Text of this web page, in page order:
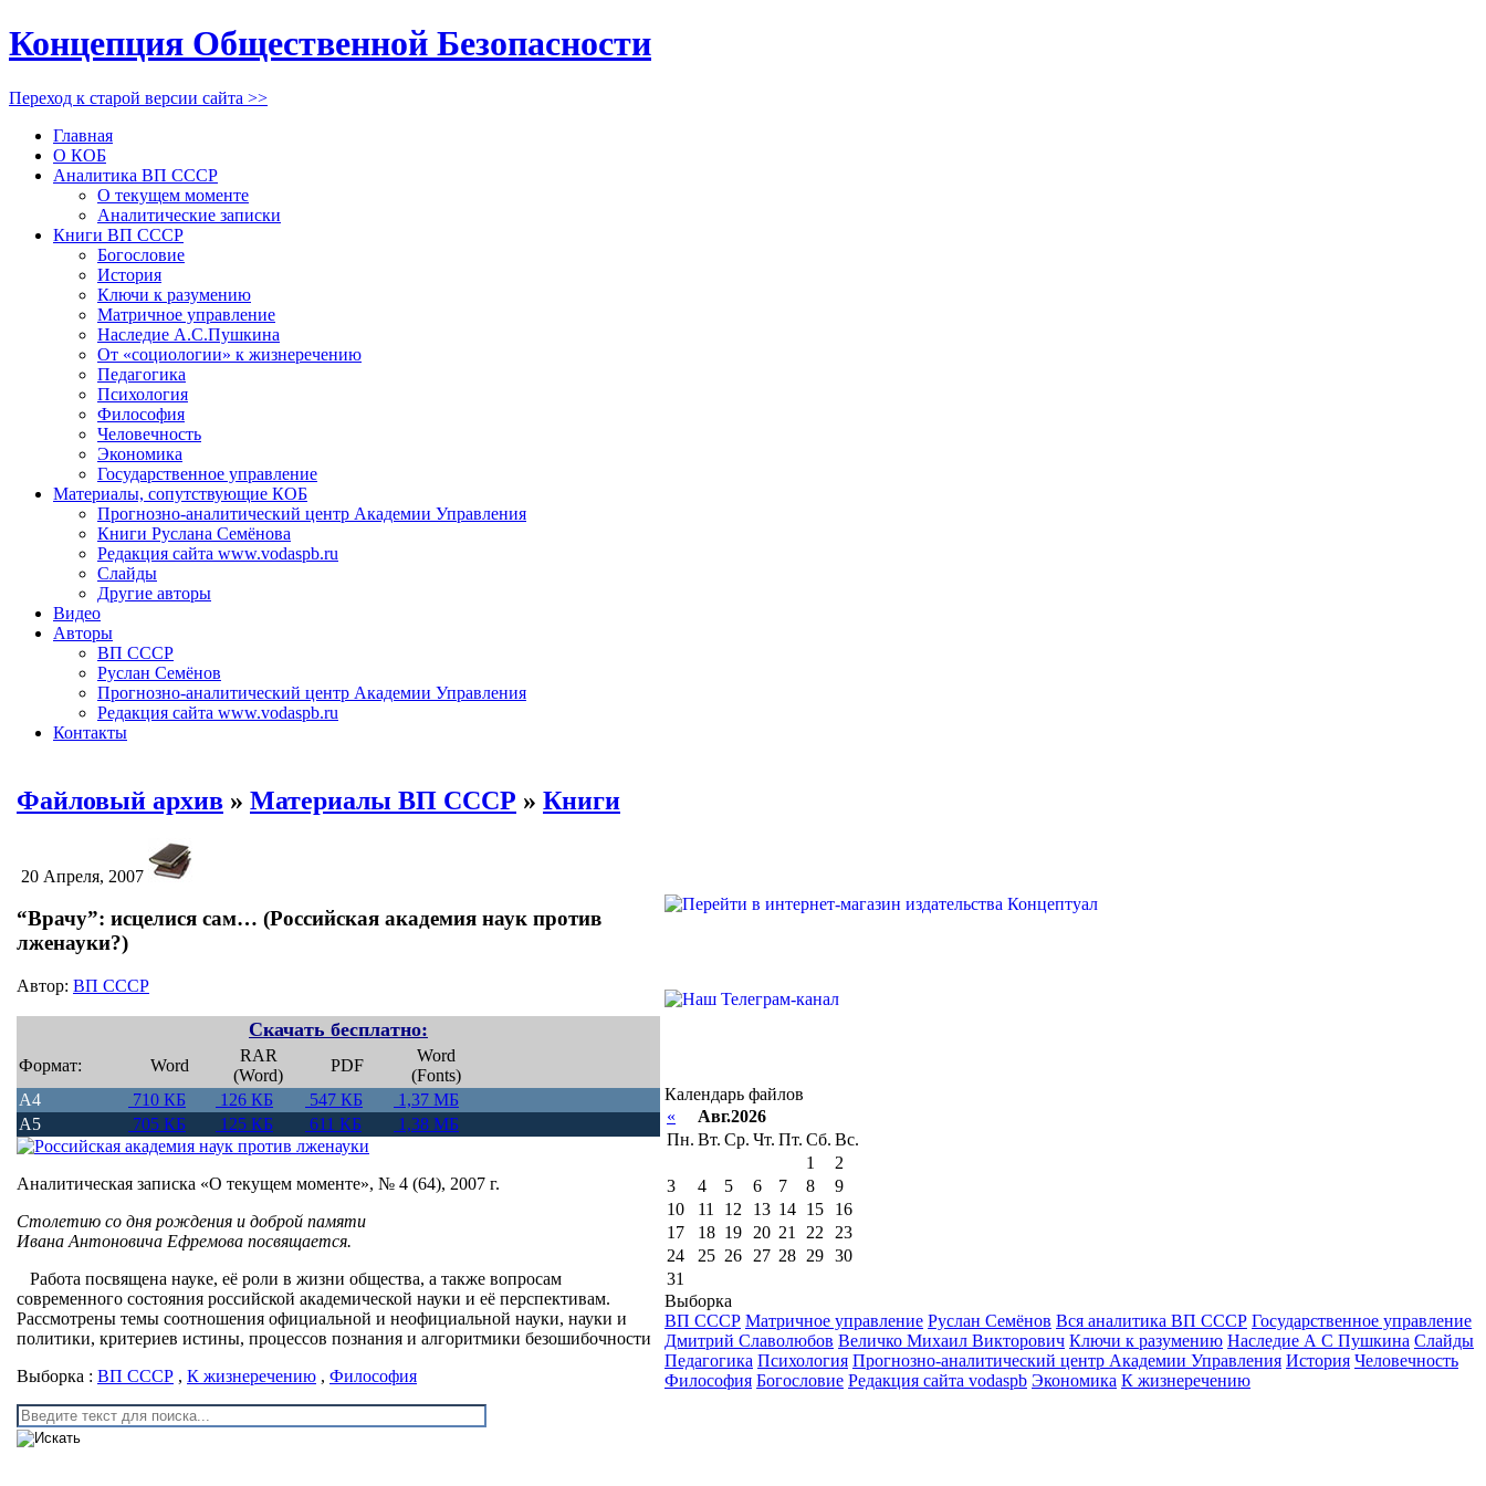
Концепция Общественной Безопасности
Переход к старой версии сайта >>
Главная
О КОБ
Аналитика ВП СССР
О текущем моменте
Аналитические записки
Книги ВП СССР
Богословие
История
Ключи к разумению
Матричное управление
Наследие А.С.Пушкина
От «социологии» к жизнеречению
Педагогика
Психология
Философия
Человечность
Экономика
Государственное управление
Материалы, сопутствующие КОБ
Прогнозно-аналитический центр Академии Управления
Книги Руслана Семёнова
Редакция сайта www.vodaspb.ru
Слайды
Другие авторы
Видео
Авторы
ВП СССР
Руслан Семёнов
Прогнозно-аналитический центр Академии Управления
Редакция сайта www.vodaspb.ru
Контакты
Файловый архив » Материалы ВП СССР » Книги
20 Апреля, 2007
“Врачу”: исцелися сам… (Российская академия наук против
лженауки?)
Автор: ВП СССР
Скачать бесплатно:
Формат: Word
RAR
(Word)
PDF
Word
(Fonts)
A4
710 КБ 126 КБ 547 КБ
1,37 МБ
A5
705 КБ 125 КБ 611 КБ 1,38 МБ
Аналитическая записка «О текущем моменте», № 4 (64), 2007 г.
Столетию со дня рождения и доброй памяти
Ивана Антоновича Ефремова посвящается.
Работа посвящена науке, её роли в жизни общества, а также вопросам
современного состояния российской академической науки и её перспективам.
Рассмотрены темы соотношения официальной и неофициальной науки, науки и
политики, критериев истины, процессов познания и алгоритмики безошибочности
Выборка : ВП СССР , К жизнеречению , Философия
Календарь файлов
«
Авг.2026
Пн. Вт. Ср. Чт. Пт. Сб. Вс.
1
2
3
4 5 6 7 8
9
10
11 12 13 14 15
16
17
18 19 20 21 22
23
24
25 26 27 28 29 30
31
Выборка
ВП СССР Матричное управление Руслан Семёнов Вся аналитика ВП СССР Государственное управление
Дмитрий Славолюбов Величко Михаил Викторович Ключи к разумению Наследие А С Пушкина Слайды
Педагогика Психология Прогнозно-аналитический центр Академии Управления История Человечность
Философия Богословие Редакция сайта vodaspb Экономика К жизнеречению